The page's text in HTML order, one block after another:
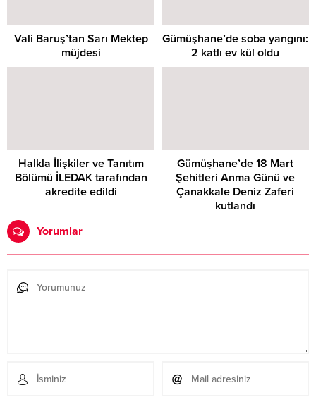
Vali Baruş’tan Sarı Mektep
müjdesi
Gümüşhane’de soba yangını:
2 katlı ev kül oldu
Halkla İlişkiler ve Tanıtım
Bölümü İLEDAK tarafından
akredite edildi
Gümüşhane’de 18 Mart
Şehitleri Anma Günü ve
Çanakkale Deniz Zaferi
kutlandı
Yorumlar